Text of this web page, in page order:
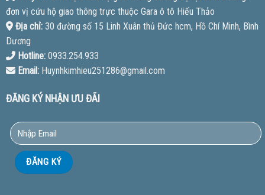
đơn vị cứu hộ giao thông trực thuộc Gara ô tô Hiếu Thảo
Địa chỉ:30 đường số 15 Linh Xuân thủ Đức hcm, Hồ Chí Minh, Bình
Dương
Hotline:0933.254.933
Email:Huynhkimhieu251286@gmail.com
ĐĂNG KÝ NHẬN ƯU ĐÃI